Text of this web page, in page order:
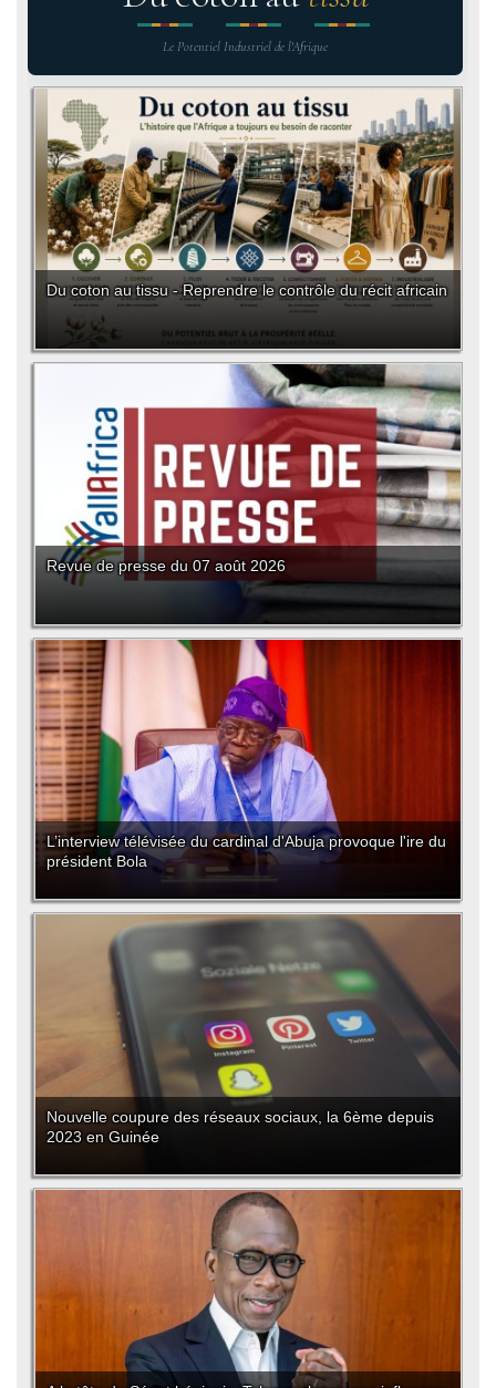
Le Potentiel Industriel de l'Afrique
Du coton au tissu - Reprendre le contrôle du récit africain
Revue de presse du 07 août 2026
L’interview télévisée du cardinal d'Abuja provoque l'ire du
président Bola
Nouvelle coupure des réseaux sociaux, la 6ème depuis
2023 en Guinée